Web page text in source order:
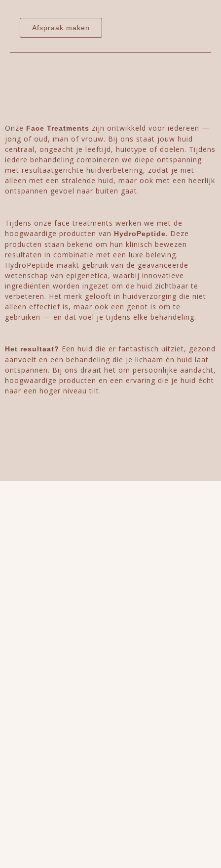
Afspraak maken
Onze Face Treatments zijn ontwikkeld voor iedereen —
jong of oud, man of vrouw. Bij ons staat jouw huid
centraal, ongeacht je leeftijd, huidtype of doelen. Tijdens
iedere behandeling combineren we diepe ontspanning
met resultaatgerichte huidverbetering, zodat je niet
alleen met een stralende huid, maar ook met een heerlijk
ontspannen gevoel naar buiten gaat.
Tijdens onze face treatments werken we met de
hoogwaardige producten van HydroPeptide. Deze
producten staan bekend om hun klinisch bewezen
resultaten in combinatie met een luxe beleving.
HydroPeptide maakt gebruik van de geavanceerde
wetenschap van epigenetica, waarbij innovatieve
ingrediënten worden ingezet om de huid zichtbaar te
verbeteren. Het merk gelooft in huidverzorging die niet
alleen effectief is, maar ook een genot is om te
gebruiken — en dat voel je tijdens elke behandeling.
Het resultaat? Een huid die er fantastisch uitziet, gezond
aanvoelt en een behandeling die je lichaam én huid laat
ontspannen. Bij ons draait het om persoonlijke aandacht,
hoogwaardige producten en een ervaring die je huid écht
naar een hoger niveau tilt.